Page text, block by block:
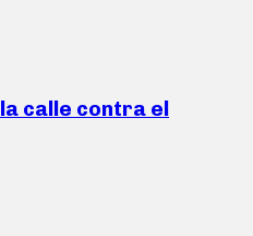
calle contra el